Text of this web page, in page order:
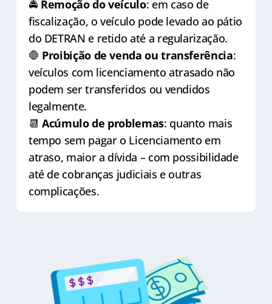
🚔 Remoção do veículo: em caso de
fiscalização, o veículo pode levado ao pátio
do DETRAN e retido até a regularização.
🛑 Proibição de venda ou transferência:
veículos com licenciamento atrasado não
podem ser transferidos ou vendidos
legalmente.
📆Acúmulo de problemas: quanto mais
tempo sem pagar o Licenciamento em
atraso, maior a dívida – com possibilidade
até de cobranças judiciais e outras
complicações.